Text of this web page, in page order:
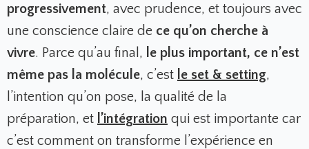
progressivement, avec prudence, et toujours avec
une conscience claire de ce qu’on cherche à
vivre. Parce qu’au final, le plus important, ce n’est
même pas la molécule, c’est le set & setting,
l’intention qu’on pose, la qualité de la
préparation, et l’intégration qui est importante car
c’est comment on transforme l’expérience en